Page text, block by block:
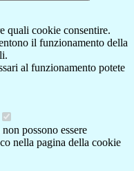
quali cookie consentire.
il funzionamento della
al funzionamento potete
possono essere
nella pagina della cookie